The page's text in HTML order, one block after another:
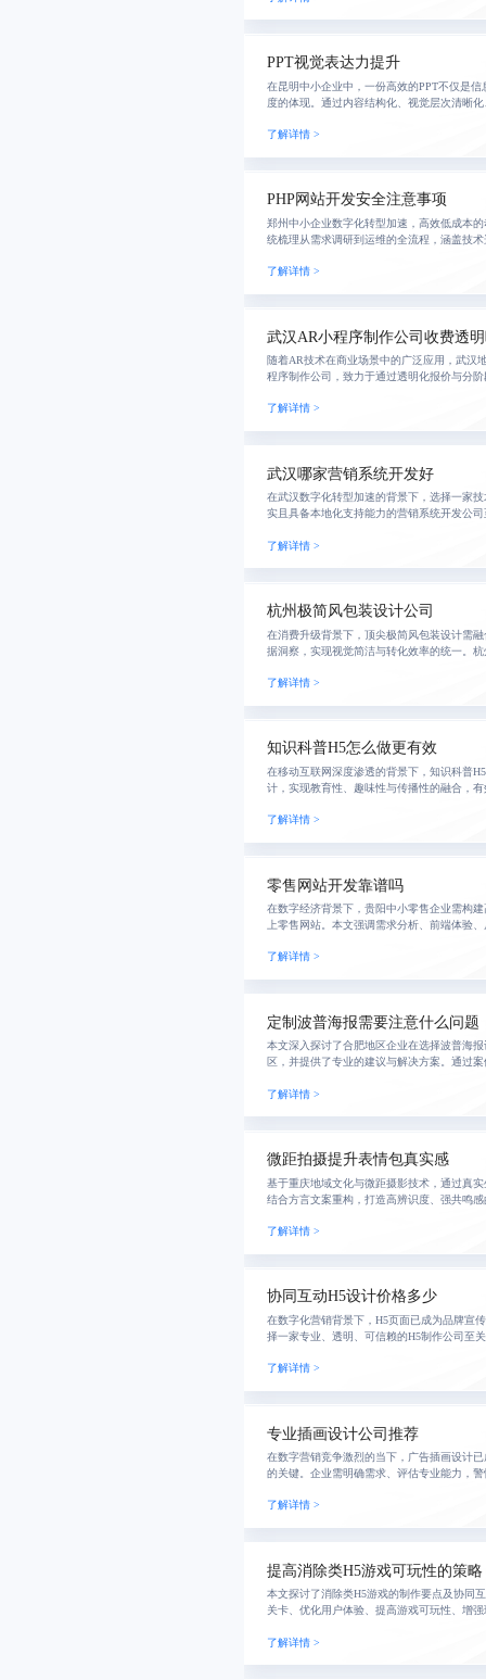
PPT视觉表达力提升
在昆明中小企业中，一份高效的PPT不仅是
度的体现。通过内容结构化、视觉层次清晰
成。
了解详情 >
PHP网站开发安全注意事项
郑州中小企业数字化转型加速，高效低成本
统梳理从需求调研到运维的全流程，涵盖技
站。
了解详情 >
武汉AR小程序制作公司收费透
随着AR技术在商业场景中的广泛应用，武汉
程序制作公司，致力于通过透明化报价与分
念落地
了解详情 >
武汉哪家营销系统开发好
在武汉数字化转型加速的背景下，选择一家
实且具备本地化支持能力的营销系统开发公
阱。真正可
了解详情 >
杭州极简风包装设计公司
在消费升级背景下，顶尖极简风包装设计需
据洞察，实现视觉简洁与转化效率的统一。
造兼具美
了解详情 >
知识科普H5怎么做更有效
在移动互联网深度渗透的背景下，知识科普
计，实现教育性、趣味性与传播性的融合，
续传播生
了解详情 >
零售网站开发靠谱吗
在数字经济背景下，贵阳中小零售企业需构
上零售网站。本文强调需求分析、前端体验
企业实
了解详情 >
定制波普海报需要注意什么问题
本文深入探讨了合肥地区企业在选择波普海
区，并提供了专业的建议与解决方案。通过
传播的目
了解详情 >
微距拍摄提升表情包真实感
基于重庆地域文化与微距摄影技术，通过真
结合方言文案重构，打造高辨识度、强共鸣
形象数字
了解详情 >
协同互动H5设计价格多少
在数字化营销背景下，H5页面已成为品牌宣
择一家专业、透明、可信赖的H5制作公司至
助
了解详情 >
专业插画设计公司推荐
在数字营销竞争激烈的当下，广告插画设计
的关键。企业需明确需求、评估专业能力，
现，更是
了解详情 >
提高消除类H5游戏可玩性的策略
本文探讨了消除类H5游戏的制作要点及协同
关卡、优化用户体验、提高游戏可玩性、增
了解详情 >